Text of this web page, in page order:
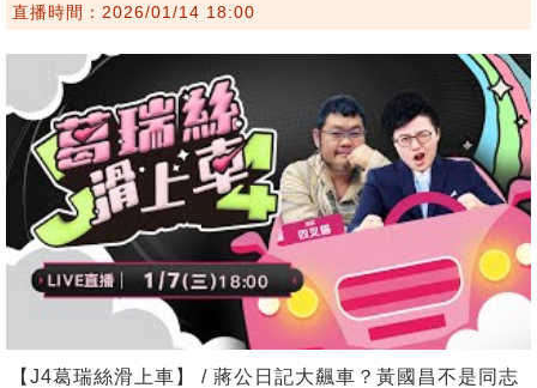
直播時間：2026/01/14 18:00
【J4葛瑞絲滑上車】 / 蔣公日記大飆車？黃國昌不是同志